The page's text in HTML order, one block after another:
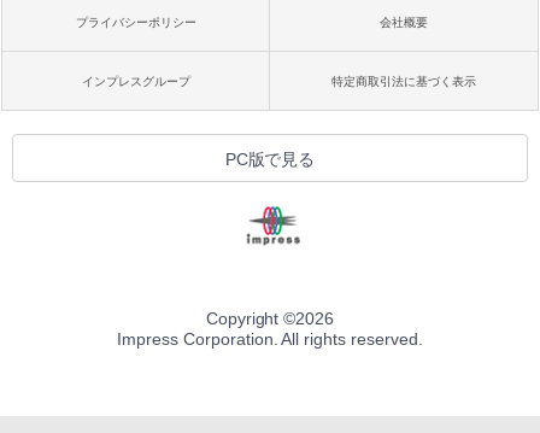
プライバシーポリシー 会社概要
インプレスグループ 特定商取引法に基づく表示
PC版で見る
Copyright ©2026
Impress Corporation. All rights reserved.